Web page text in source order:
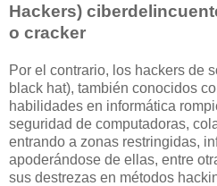
Hackers)
o cracker
Por el contrario, los hackers de
black hat), también conocidos
habilidades en informática
seguridad de computadoras,
entrando a zonas restringidas,
apoderándose de ellas, entre
sus destrezas en métodos